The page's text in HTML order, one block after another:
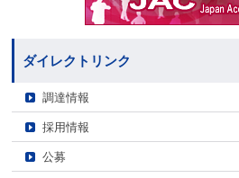
ダイレクトリンク
調達情報
採用情報
公募